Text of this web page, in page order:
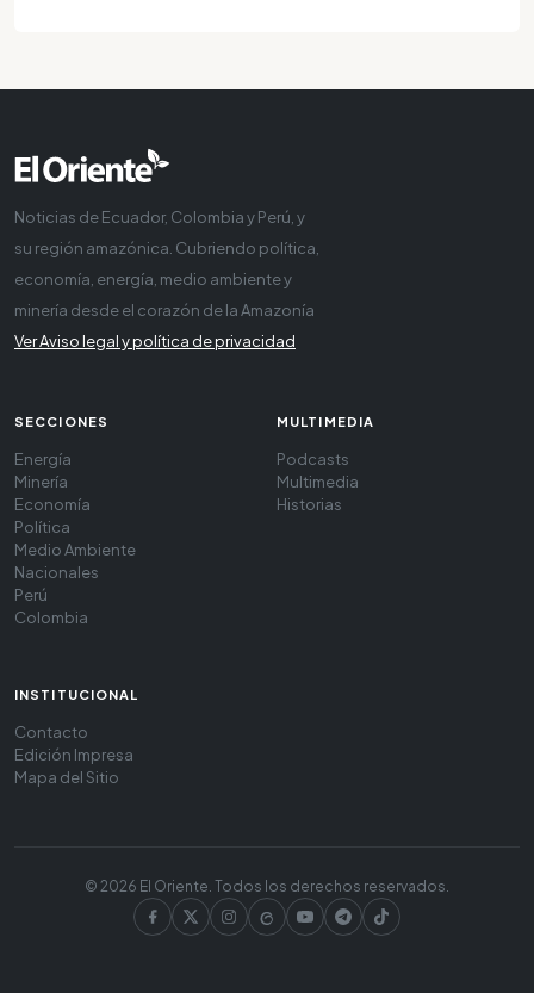
Noticias de Ecuador, Colombia y Perú, y
su región amazónica. Cubriendo política,
economía, energía, medio ambiente y
minería desde el corazón de la Amazonía
Ver Aviso legal y política de privacidad
SECCIONES
Energía
Minería
Economía
Política
Medio Ambiente
Nacionales
Perú
Colombia
MULTIMEDIA
Podcasts
Multimedia
Historias
INSTITUCIONAL
Contacto
Edición Impresa
Mapa del Sitio
© 2026 El Oriente. Todos los derechos reservados.